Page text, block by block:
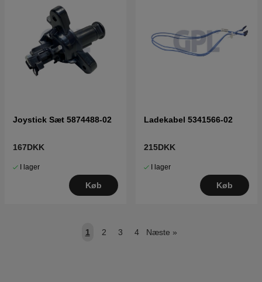
Joystick Sæt 5874488-02
167DKK
I lager
Køb
Ladekabel 5341566-02
215DKK
I lager
Køb
1 2 3 4 Næste »